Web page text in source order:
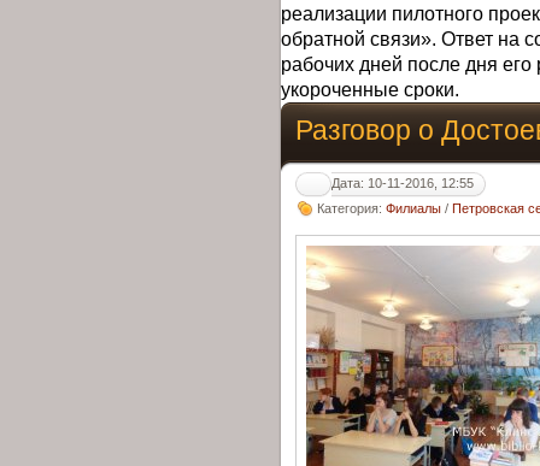
реализации пилотного
обратной связи». Ответ на
рабочих дней после дня
укороченные сроки.
Разговор о
Дата: 10-11-2016, 12:55
Категория: Филиалы / Петровская